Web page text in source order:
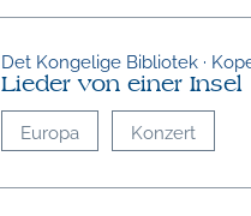
Det Kongelige Bibliotek ·
Lieder von einer Insel
Europa Konzert